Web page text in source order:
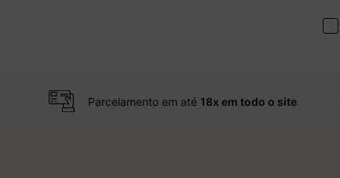
Parcelamento em até 18x em todo o site